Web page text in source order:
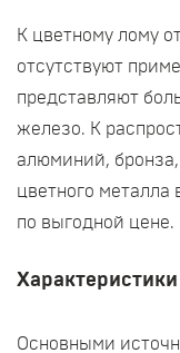
К цветному лому
отсутствуют
представляют
железо. К
алюминий, бронза,
цветного
по выгодной цене.
Основными